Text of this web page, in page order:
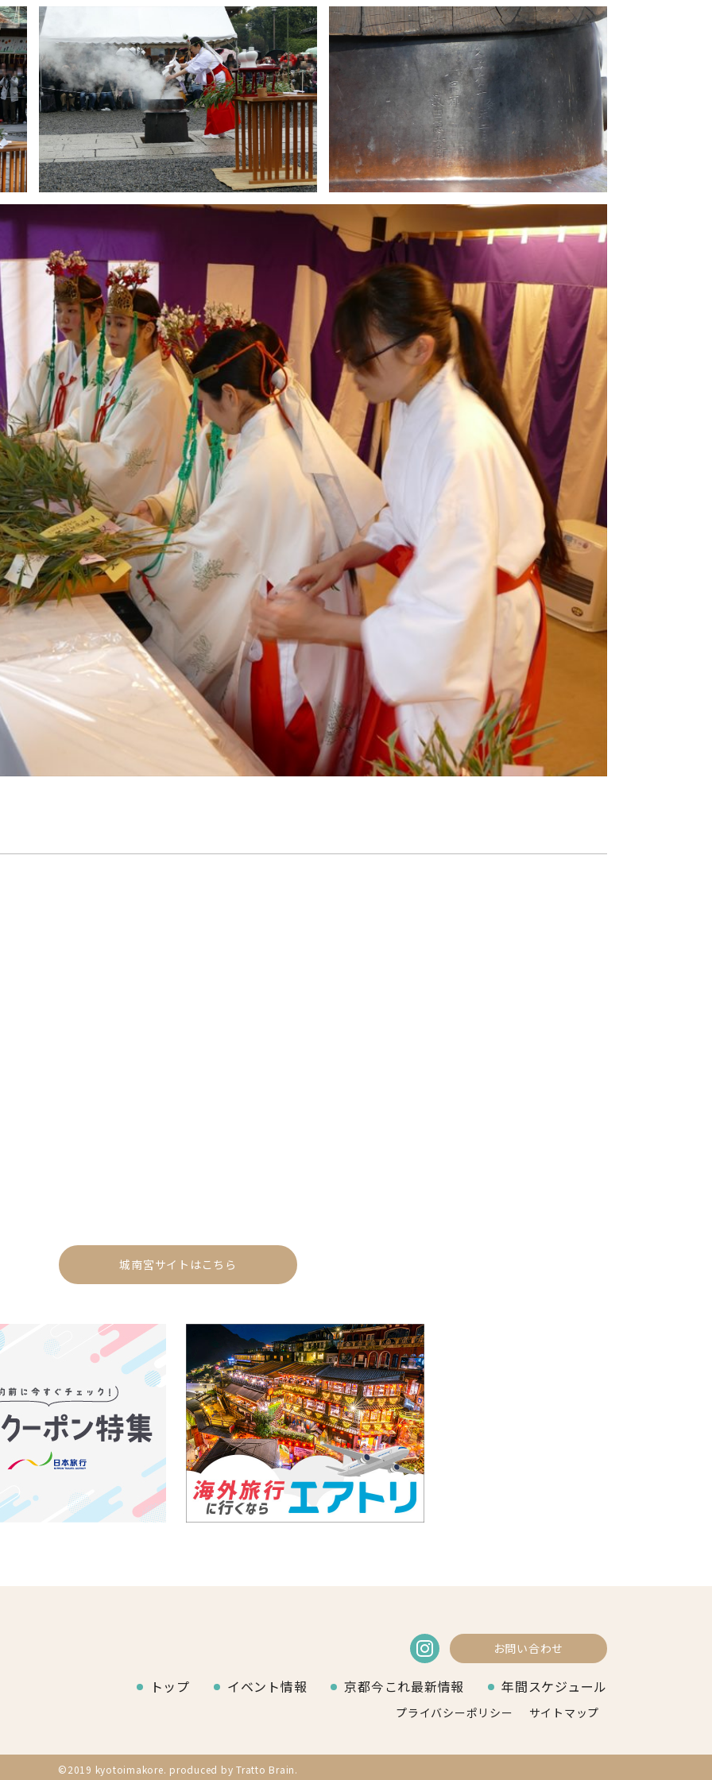
城南宮サイトはこちら
トップ イベント情報 京都今これ最新情報 年間スケジュール
プライバシーポリシー サイトマップ
お問い合わせ
©2019 kyotoimakore. produced byTratto Brain.